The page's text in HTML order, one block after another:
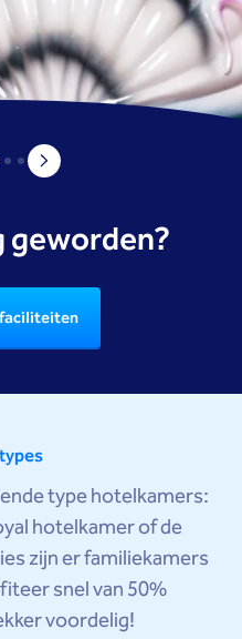
type hotelkamers:
hotelkamer of de
zijn er familiekamers
snel van 50%
voordelig!